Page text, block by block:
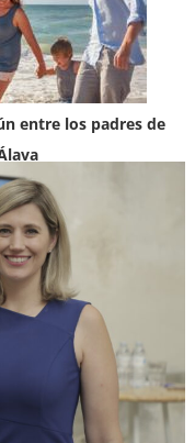
entre los padres de